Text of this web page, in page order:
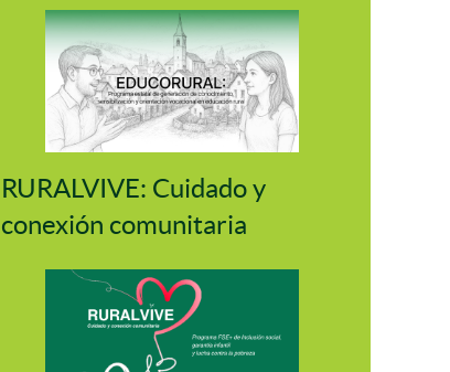
RURALVIVE: Cuidado y
conexión comunitaria